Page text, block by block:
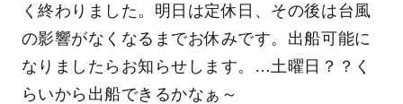
く終わりました。明日は定休日、その後は台風
の影響がなくなるまでお休みです。出船可能に
なりましたらお知らせします。…土曜日？？く
らいから出船できるかなぁ～